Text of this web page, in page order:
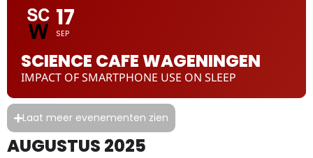
17
SEP
SCIENCE CAFE WAGENINGEN
IMPACT OF SMARTPHONE USE ON SLEEP
Laat meer evenementen zien
AUGUSTUS 2025